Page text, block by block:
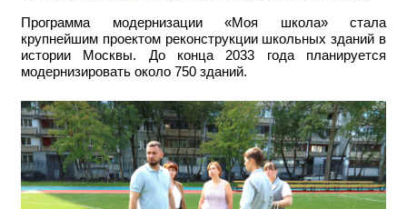
Программа модернизации «Моя школа» стала
крупнейшим проектом реконструкции школьных зданий в
истории Москвы. До конца 2033 года планируется
модернизировать около 750 зданий.